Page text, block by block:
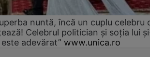
nuntă, încă un cuplu celebru
Celebrul politician și soția lui
adevărat” www.unica.ro